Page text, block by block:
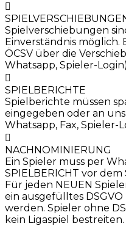
Spielverschiebungen
Einverständnis möglich.
ÖCSV über die
Whatsapp, Spieler-Login)
SPIELBERICHTE
Spielberichte müssen
eingegeben oder an
Whatsapp, Fax, Spieler-
NACHNOMINIERUNG
Ein Spieler muss per
SPIELBERICHT vor
Für jeden NEUEN
ein ausgefülltes
werden. Spieler ohne
kein Ligaspiel bestreiten.